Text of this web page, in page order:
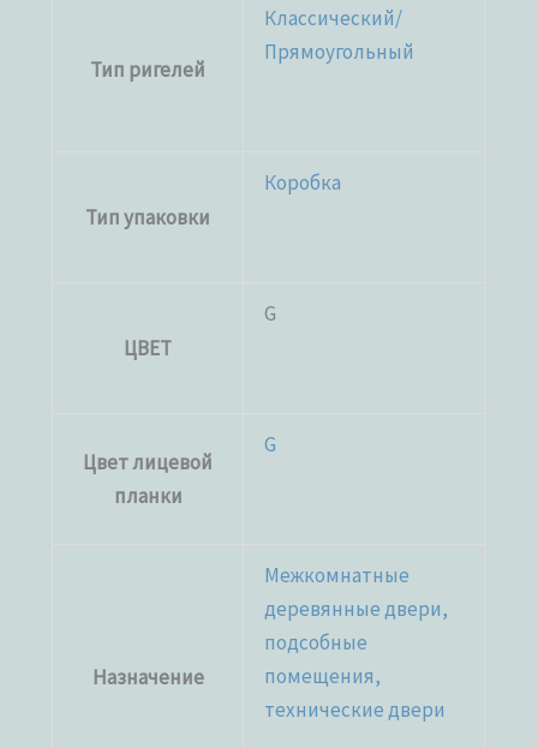
Тип ригелей
Классический/
Прямоугольный
Тип упаковки
Коробка
ЦВЕТ
G
Цвет лицевой
планки
G
Назначение
Межкомнатные
деревянные двери,
подсобные
помещения,
технические двери